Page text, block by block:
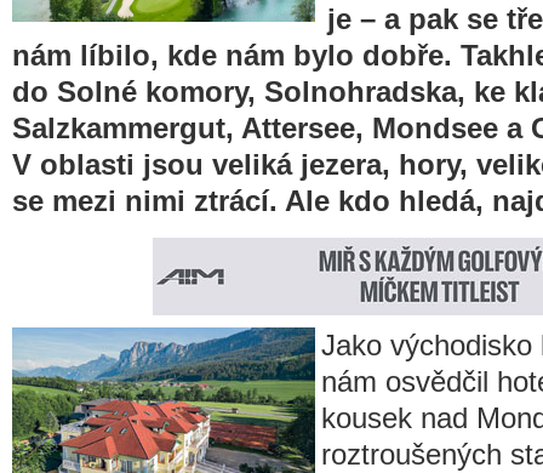
je – a pak se
nám líbilo, kde nám bylo dobře.
do Solné komory, Solnohradska, ke
Salzkammergut, Attersee, Mondsee a
V oblasti jsou veliká jezera, hory,
se mezi nimi ztrácí. Ale kdo hledá,
Jako
nám osvědčil
kousek nad
roztroušených